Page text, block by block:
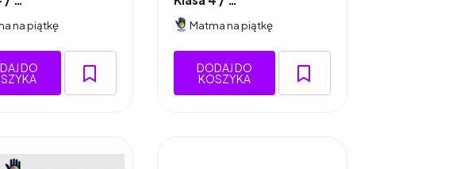
na piątkę
DO
Matma na piątkę
DODAJ DO
KOSZYKA